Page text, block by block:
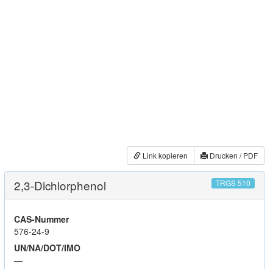
Link kopieren Drucken / PDF
2,3-Dichlorphenol TRGS 510
CAS-Nummer
576-24-9
UN/NA/DOT/IMO
—